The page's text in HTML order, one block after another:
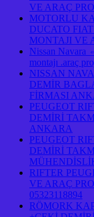
VE ARAÇ
MOTORLU
DUCATO
MONTAJI VE
Nissan
montajı .araç
NISSAN
DEMİR
FİRMASI
PEUGEOT
DEMİRİ
ANKARA
PEUGEOT
DEMİRİ
RIFTER
VE ARAÇ
05323118894
RÖMORK